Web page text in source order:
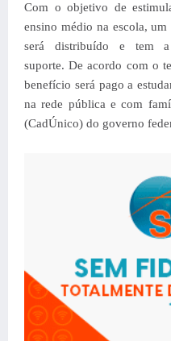
Com o objetivo de
ensino médio na escola,
será distribuído e tem a
suporte.De acordo com o
benefício será pago a
na rede pública e com
(CadÚnico) do governo